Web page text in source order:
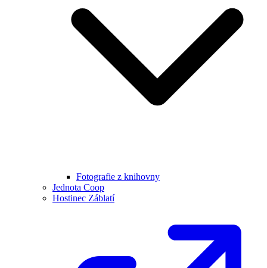
Fotografie z knihovny
Jednota Coop
Hostinec Záblatí